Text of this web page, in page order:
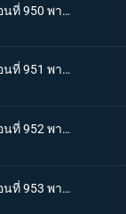
One piece วันพีช ตอนที่ 950 พากย์ไทย ความฝันของเหล่าทหาร! ลูฟี่ยึดครองอุด้ง!
One piece วันพีช ตอนที่ 951 พากย์ไทย การไล่ล่าของโอโรจิ! หน่วยรบนินจา vs โซโล
One piece วันพีช ตอนที่ 952 พากย์ไทย การเผชิญหน้าอย่างไม่คาดคิด! ของสี่จักรพรรดิทั้งสองคน
One piece วันพีช ตอนที่ 953 พากย์ไทย คำสารภาพของฮิโยริ! พานพบอีกครั้งที่สะพานโออิฮิงิ